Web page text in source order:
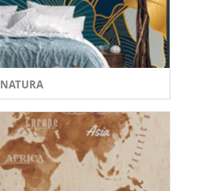
NATURA